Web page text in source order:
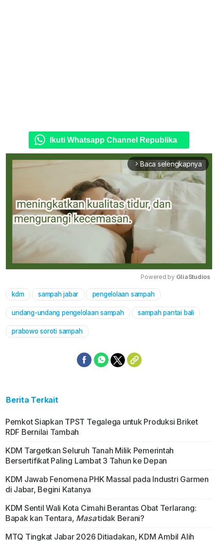
Ikuti Whatsapp Channel Republika
arrow_forward_ios Baca selengkapnya
Powered by GliaStudios
kdm sampah jabar pengelolaan sampah
undang-undang pengelolaan sampah sampah pantai bali
prabowo soroti sampah
Berita Terkait
Pemkot Siapkan TPST Tegalega untuk Produksi Briket
RDF Bernilai Tambah
KDM Targetkan Seluruh Tanah Milik Pemerintah
Bersertifikat Paling Lambat 3 Tahun ke Depan
KDM Jawab Fenomena PHK Massal pada Industri Garmen
di Jabar, Begini Katanya
KDM Sentil Wali Kota Cimahi Berantas Obat Terlarang:
Bapak kan Tentara, Masatidak Berani?
MTQ Tingkat Jabar 2026 Ditiadakan, KDM Ambil Alih